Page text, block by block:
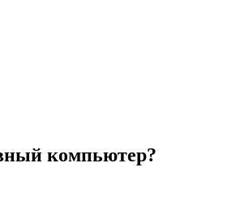
компьютер?